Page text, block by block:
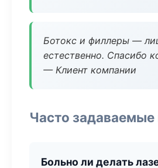
Ботокс и филлеры —
естественно. Спасибо
— Клиент компании
Часто
Больно ли делать